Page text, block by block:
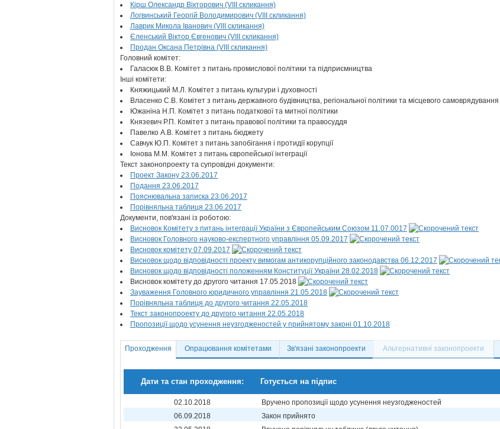
Кірш Олександр Вікторович (VIII скликання)
Логвинський Георгій Володимирович (VIII скликання)
Лаврик Микола Іванович (VIII скликання)
Єленський Віктор Євгенович (VIII скликання)
Продан Оксана Петрівна (VIII скликання)
Головний комітет:
Галасюк В.В. Комітет з питань промислової політики та підприємництва
Інші комітети:
Княжицький М.Л. Комітет з питань культури і духовності
Власенко С.В. Комітет з питань державного будівництва, регіональної політики та місцевого самоврядування
Южаніна Н.П. Комітет з питань податкової та митної політики
Князевич Р.П. Комітет з питань правової політики та правосуддя
Павелко А.В. Комітет з питань бюджету
Савчук Ю.П. Комітет з питань запобігання і протидії корупції
Іонова М.М. Комітет з питань європейської інтеграції
Текст законопроекту та супровідні документи:
Проект Закону 23.06.2017
Подання 23.06.2017
Пояснювальна записка 23.06.2017
Порівняльна таблиця 23.06.2017
Документи, пов'язані із роботою:
Висновок Комітету з питань інтеграції України з Європейським Союзом 11.07.0017
Висновок Головного науково-експертного управління 05.09.2017
Висновок комітету 07.09.2017
Висновок щодо відповідності проекту вимогам антикорупційного законодавства 06.12.2017
Висновок щодо відповідності положенням Конституції України 28.02.2018
Висновок комітету до другого читання 17.05.2018
Зауваження Головного юридичного управління 21.05.2018
Порівняльна таблиця до другого читання 22.05.2018
Текст законопроекту до другого читання 22.05.2018
Пропозиції щодо усунення неузгодженостей у прийнятому законі 01.10.2018
Проходження Опрацювання комітетами Зв'язані законопроекти Альтернативні законопроекти
Дати та стан проходження: Готується на підпис
02.10.2018
Вручено пропозиції щодо усунення неузгодженостей
06.09.2018
Закон прийнято